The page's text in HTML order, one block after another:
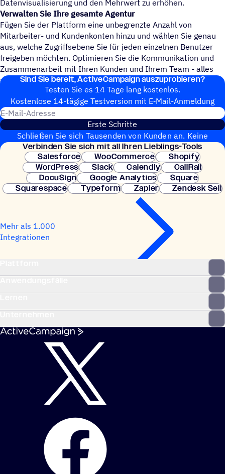
Datenvisualisierung und den Mehrwert zu erhöhen.
Verwalten Sie Ihre gesamte Agentur
Fügen Sie der Plattform eine unbegrenzte Anzahl von
Mitarbeiter- und Kundenkonten hinzu und wählen Sie genau
aus, welche Zugriffsebene Sie für jeden einzelnen Benutzer
freigeben möchten. Optimieren Sie die Kommunikation und
Zusammenarbeit mit Ihren Kunden und Ihrem Team - alles
auf einer einzigen, benutzerfreundlichen Plattform.
Sind Sie bereit, ActiveCampaign auszuprobieren?
Testen Sie es 14 Tage lang kostenlos.
Kosten­lose 14-tägige Test­ver­sion mit E‑Mail-Anmel­dung
Erste Schritte
Schließen Sie sich Tausenden von Kunden an. Keine
Kreditkarte erforderlich. Sofortige Einrichtung.
Verbin­den Sie sich mit all Ihren Lieblings-Tools
Salesforce
WooCommerce
Shopify
WordPress
Slack Calendly
CallRail
DocuSign
Google Analytics
Square
Squarespace
Typeform Zapier Zendesk Sell
Mehr als 1.000
Integrationen